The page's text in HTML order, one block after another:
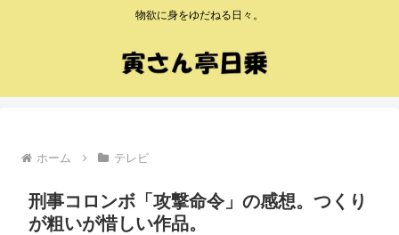
物欲に身をゆだねる日々。
ホーム テレビ
刑事コロンボ「攻撃命令」の感想。つくり
が粗いが惜しい作品。